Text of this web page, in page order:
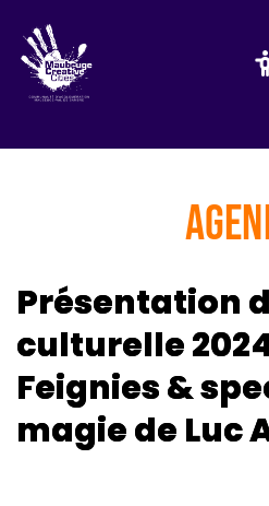
Présentation
culturelle
Feignies &
magie de Luc